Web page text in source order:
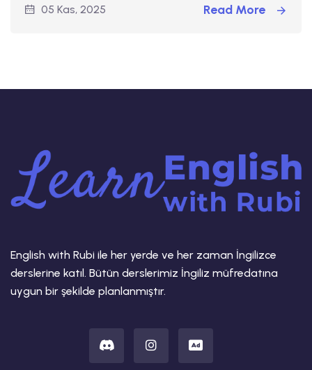
05 Kas, 2025 Read More
English with Rubi ile her yerde ve her zaman İngilizce
derslerine katıl. Bütün derslerimiz İngiliz müfredatına
uygun bir şekilde planlanmıştır.